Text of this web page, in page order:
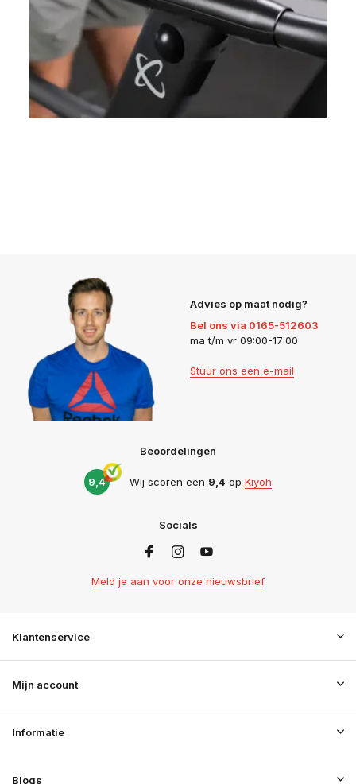
Advies op maat nodig?
Bel ons via 0165-512603
ma t/m vr 09:00-17:00
Stuur ons een e-mail
Beoordelingen
9,4 Wij scoren een 9,4 op Kiyoh
Socials
Meld je aan voor onze nieuwsbrief
Klantenservice
Mijn account
Informatie
Blogs